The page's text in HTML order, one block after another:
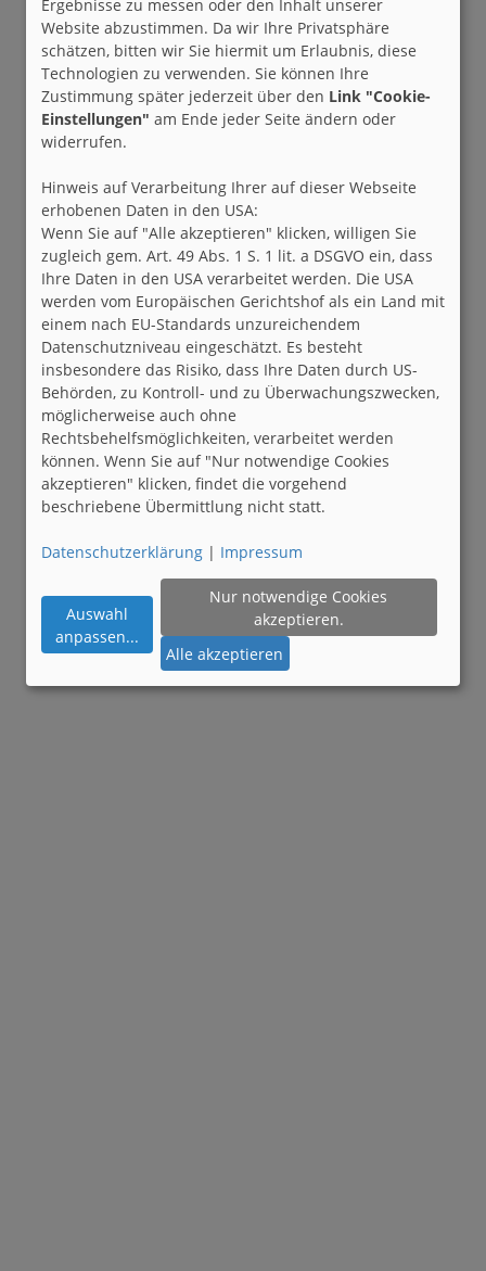
Ergebnisse zu messen oder den Inhalt unserer
Website abzustimmen. Da wir Ihre Privatsphäre
schätzen, bitten wir Sie hiermit um Erlaubnis, diese
Technologien zu verwenden. Sie können Ihre
Zustimmung später jederzeit über den Link "Cookie-
Einstellungen" am Ende jeder Seite ändern oder
widerrufen.
Hinweis auf Verarbeitung Ihrer auf dieser Webseite
erhobenen Daten in den USA:
Wenn Sie auf "Alle akzeptieren" klicken, willigen Sie
zugleich gem. Art. 49 Abs. 1 S. 1 lit. a DSGVO ein, dass
Ihre Daten in den USA verarbeitet werden. Die USA
werden vom Europäischen Gerichtshof als ein Land mit
einem nach EU-Standards unzureichendem
Datenschutzniveau eingeschätzt. Es besteht
insbesondere das Risiko, dass Ihre Daten durch US-
Behörden, zu Kontroll- und zu Überwachungszwecken,
möglicherweise auch ohne
Rechtsbehelfsmöglichkeiten, verarbeitet werden
können. Wenn Sie auf "Nur notwendige Cookies
akzeptieren" klicken, findet die vorgehend
beschriebene Übermittlung nicht statt.
Datenschutzerklärung | Impressum
Auswahl
anpassen...
Nur notwendige Cookies
akzeptieren.
Alle akzeptieren